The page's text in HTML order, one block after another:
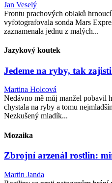
Jan Veselý
Frontu prachových oblaků
vyfotografovala sonda Mars
zaznamenala jednu z malých...
Jazykový koutek
Jedeme na ryby, tak
Martina Holcová
Nedávno mě můj manžel pobavil
chystala na ryby a tomu
Nezkušený mladík...
Mozaika
Zbrojní arzenál rostlin:
Martin Janda